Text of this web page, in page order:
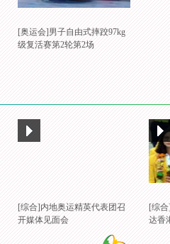
[奥运会]男子自由式摔跤97kg
级复活赛第2轮第2场
[综合]内地奥运精英代表团召
开媒体见面会
[综
达香